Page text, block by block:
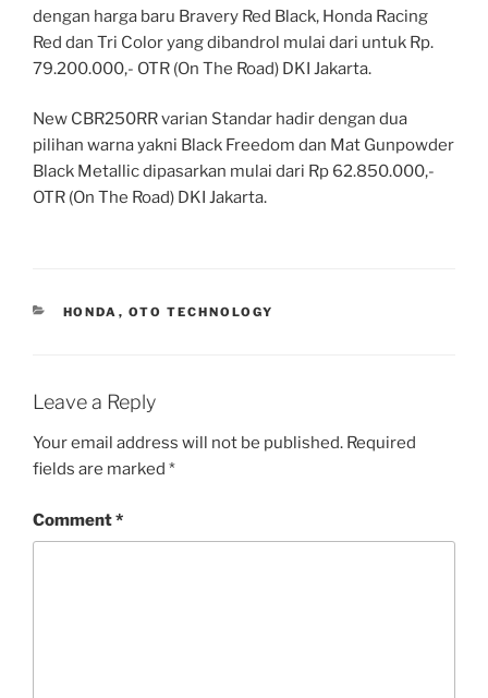
dengan harga baru Bravery Red Black, Honda Racing
Red dan Tri Color yang dibandrol mulai dari untuk Rp.
79.200.000,- OTR (On The Road) DKI Jakarta.
New CBR250RR varian Standar hadir dengan dua
pilihan warna yakni Black Freedom dan Mat Gunpowder
Black Metallic dipasarkan mulai dari Rp 62.850.000,-
OTR (On The Road) DKI Jakarta.
CATEGORIES
HONDA , OTO TECHNOLOGY
Leave a Reply
Your email address will not be published. Required
fields are marked *
Comment*